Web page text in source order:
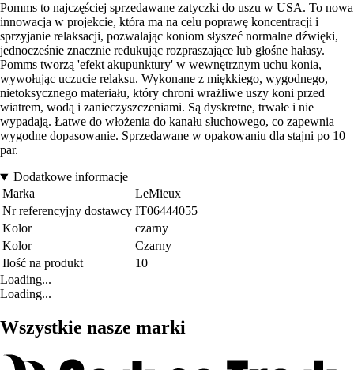
Pomms to najczęściej sprzedawane zatyczki do uszu w USA. To nowa
innowacja w projekcie, która ma na celu poprawę koncentracji i
sprzyjanie relaksacji, pozwalając koniom słyszeć normalne dźwięki,
jednocześnie znacznie redukując rozpraszające lub głośne hałasy.
Pomms tworzą 'efekt akupunktury' w wewnętrznym uchu konia,
wywołując uczucie relaksu. Wykonane z miękkiego, wygodnego,
nietoksycznego materiału, który chroni wrażliwe uszy koni przed
wiatrem, wodą i zanieczyszczeniami. Są dyskretne, trwałe i nie
wypadają. Łatwe do włożenia do kanału słuchowego, co zapewnia
wygodne dopasowanie. Sprzedawane w opakowaniu dla stajni po 10
par.
Dodatkowe informacje
Marka
LeMieux
Nr referencyjny dostawcy IT06444055
Kolor
czarny
Kolor
Czarny
Ilość na produkt
10
Loading...
Loading...
Wszystkie nasze marki